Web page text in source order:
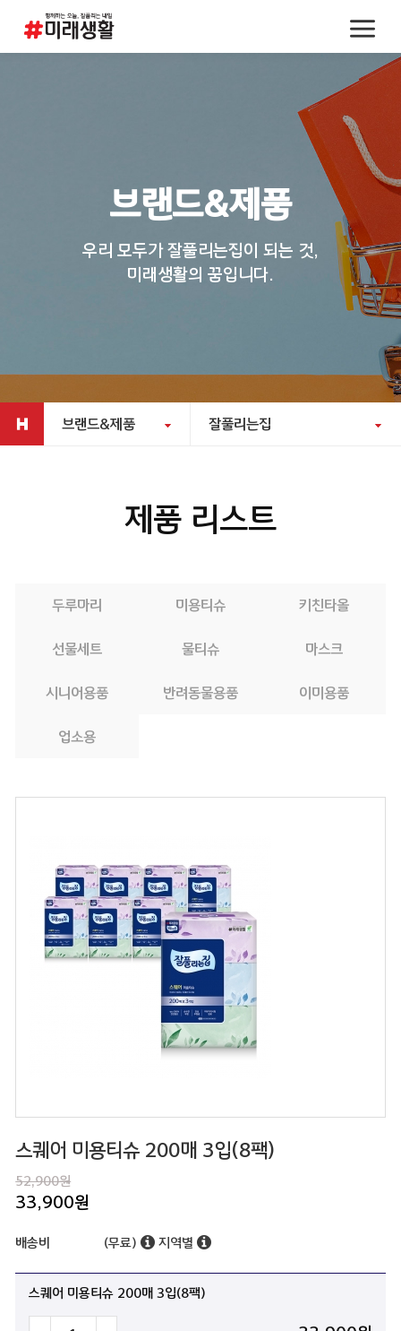
브랜드&제품
우리 모두가 잘풀리는집이 되는 것,
미래생활의 꿈입니다.
브랜드&제품 잘풀리는집
제품 리스트
두루마리 미용티슈 키친타올
선물세트 물티슈 마스크
시니어용품 반려동물용품 이미용품
업소용
스퀘어 미용티슈 200매 3입(8팩)
52,900원
33,900원
배송비 (무료) 지역별
스퀘어 미용티슈 200매 3입(8팩)